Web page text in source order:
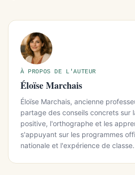
À PROPOS DE L'AUTEUR
Éloïse Marchais
Éloïse Marchais, ancienne
partage des conseils concrets sur
positive, l'orthographe et les
s'appuyant sur les programmes
nationale et l'expérience de classe.